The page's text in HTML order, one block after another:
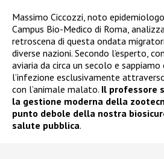
Massimo Ciccozzi, noto
Campus Bio-Medico di Roma,
retroscena di questa ondata
diverse nazioni. Secondo l’esperto,
aviaria da circa un secolo e sappiamo
l’infezione esclusivamente
con l’animale malato. Il professore
la gestione moderna della
punto debole della nostra
salute pubblica.